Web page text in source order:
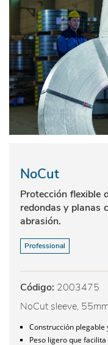
NoCut
Protección flexible
redondas y planas
abrasión.
Professional
Código: 2003475
NoCut sleeve,
Construcción plegable
Peso ligero que facilita